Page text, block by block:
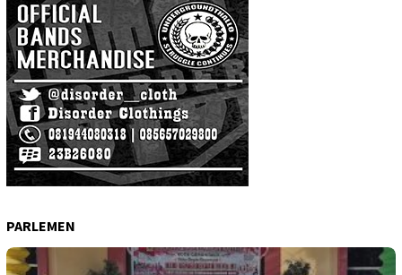
PARLEMEN